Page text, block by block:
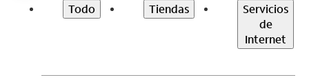
Todo Tiendas
Servicios
de
Internet